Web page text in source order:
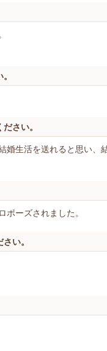
さい。
生活を送れると思い、
ーズされました。
い。